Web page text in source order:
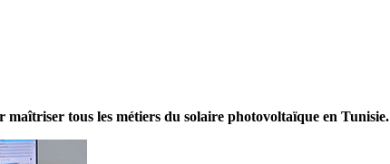
tous les métiers du solaire photovoltaïque en Tunisie.